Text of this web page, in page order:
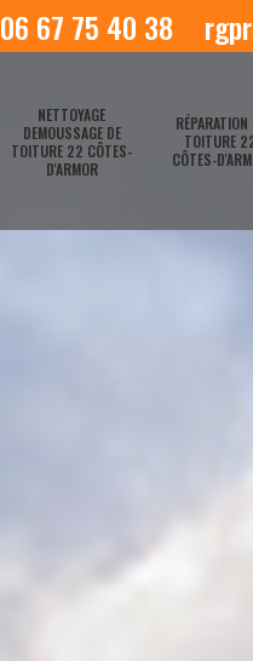
06 67 75 40 38
NETTOYAGE
DEMOUSSAGE DE
TOITURE 22 CÔTES-
D'ARMOR
RÉPARATION
TOITURE
CÔTES-